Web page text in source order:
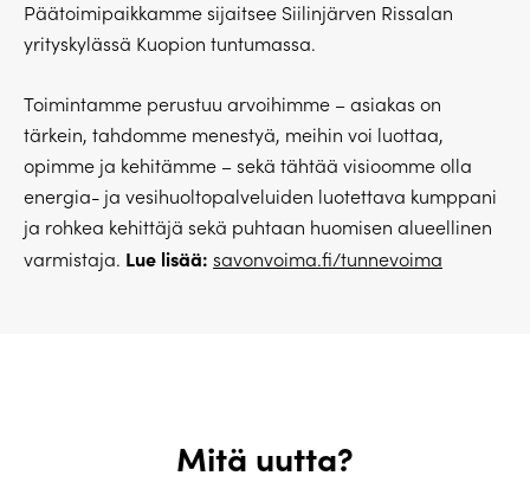
Päätoimipaikkamme sijaitsee Siilinjärven Rissalan
yrityskylässä Kuopion tuntumassa.
Toimintamme perustuu arvoihimme – asiakas on
tärkein, tahdomme menestyä, meihin voi luottaa,
opimme ja kehitämme – sekä tähtää visioomme olla
energia- ja vesihuoltopalveluiden luotettava kumppani
ja rohkea kehittäjä sekä puhtaan huomisen alueellinen
varmistaja. Lue lisää: savonvoima.fi/tunnevoima
Mitä uutta?